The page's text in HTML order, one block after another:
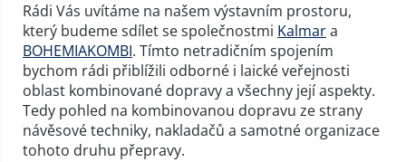
Rádi Vás uvítáme na našem výstavním prostoru,
který budeme sdílet se společnostmi Kalmara
BOHEMIAKOMBI. Tímto netradičním spojením
bychom rádi přiblížili odborné i laické veřejnosti
oblast kombinované dopravy a všechny její aspekty.
Tedy pohled na kombinovanou dopravu ze strany
návěsové techniky, nakladačů a samotné organizace
tohoto druhu přepravy.